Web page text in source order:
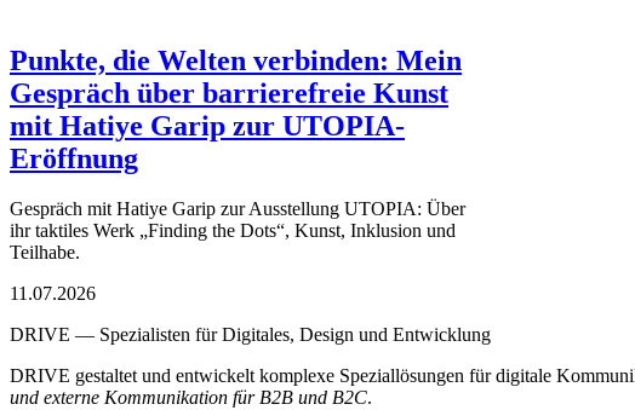
Punkte, die Welten verbinden: Mein
Gespräch über barrierefreie Kunst
mit Hatiye Garip zur UTOPIA-
Eröffnung
Gespräch mit Hatiye Garip zur Ausstellung UTOPIA: Über
ihr taktiles Werk „Finding the Dots“, Kunst, Inklusion und
Teilhabe.
11.07.2026
DRIVE — Spezialisten für Digitales, Design und Entwicklung
DRIVE gestaltet und entwickelt komplexe Speziallösungen für digitale
und externe Kommunikation für B2B und B2C.